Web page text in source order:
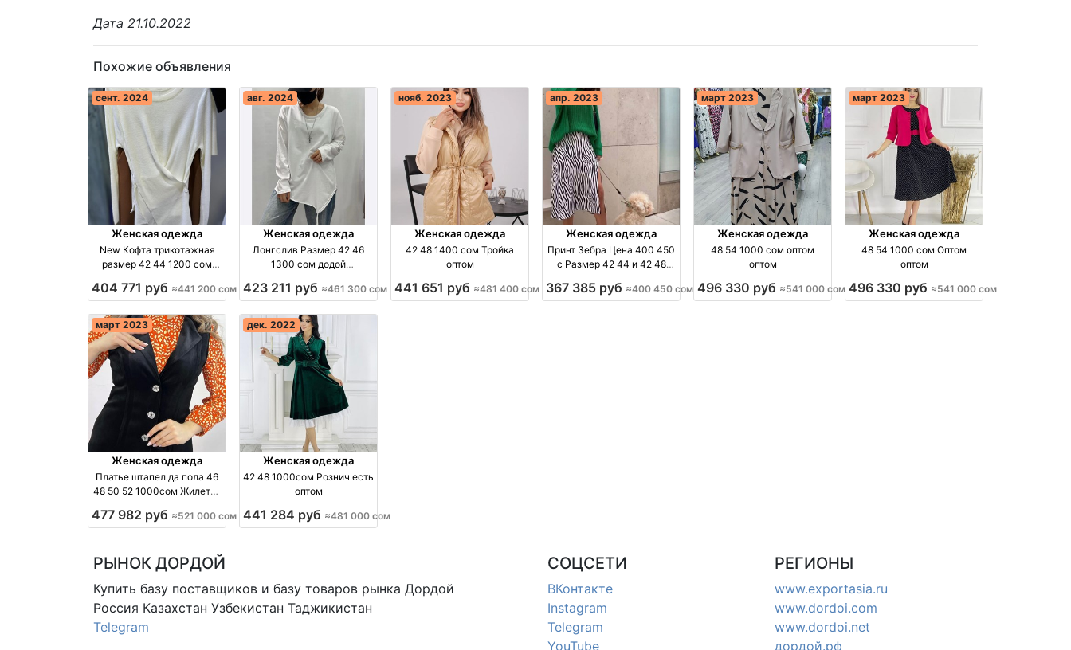
Дата 21.10.2022
Похожие объявления
сент. 2024
Женская одежда
New Кофта трикотажная
размер 42 44 1200 сом
Киргизия
404 771 руб ≈441 200 сом
авг. 2024
Женская одежда
Лонгслив Размер 42 46
1300 сом додой
производство Киргизия
423 211 руб ≈461 300 сом
нояб. 2023
Женская одежда
42 48 1400 сом Тройка
оптом
441 651 руб ≈481 400 сом
апр. 2023
Женская одежда
Принт Зебра Цена 400 450
с Размер 42 44 и 42 48
производство Киргизия
367 385 руб ≈400 450 сом
март 2023
Женская одежда
48 54 1000 сом оптом
оптом
496 330 руб ≈541 000 сом
март 2023
Женская одежда
48 54 1000 сом Оптом
оптом
496 330 руб ≈541 000 сом
март 2023
Женская одежда
Платье штапел да пола 46
48 50 52 1000сом Жилетка
477 982 руб ≈521 000 сом
дек. 2022
Женская одежда
42 48 1000сом Рознич есть
оптом
441 284 руб ≈481 000 сом
РЫНОК ДОРДОЙ
Купить базу поставщиков и базу товаров рынка Дордой
Россия Казахстан Узбекистан Таджикистан
Telegram
СОЦСЕТИ
ВКонтакте
Instagram
Telegram
YouTube
РЕГИОНЫ
www.exportasia.ru
www.dordoi.com
www.dordoi.net
дордой.рф